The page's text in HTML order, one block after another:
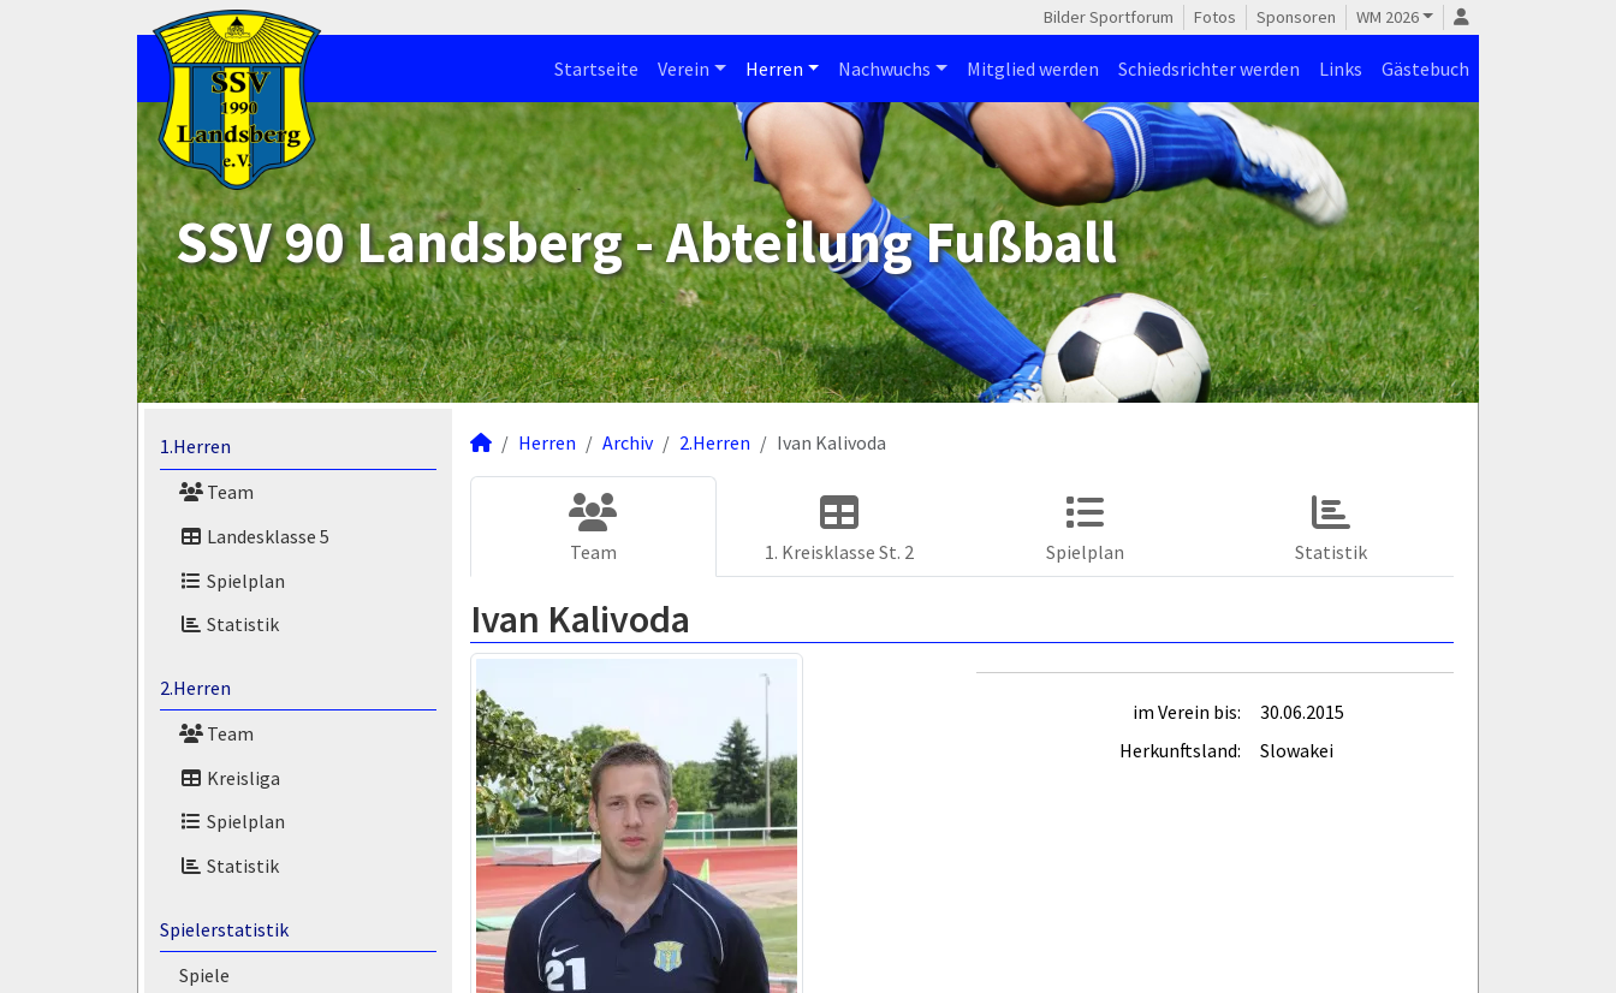
Bilder Sportforum Fotos Sponsoren WM 2026
Startseite Verein Herren Nachwuchs Mitglied werden Schiedsrichter werden Links Gästebuch
SSV 90 Landsberg - Abteilung Fußball
1.Herren
Team
Landesklasse 5
Spielplan
Statistik
2.Herren
Team
Kreisliga
Spielplan
Statistik
Spielerstatistik
Spiele
Herren Archiv 2.Herren Ivan Kalivoda
Team 1. Kreisklasse St. 2 Spielplan Statistik
Ivan Kalivoda
im Verein bis:
30.06.2015
Herkunftsland:
Slowakei